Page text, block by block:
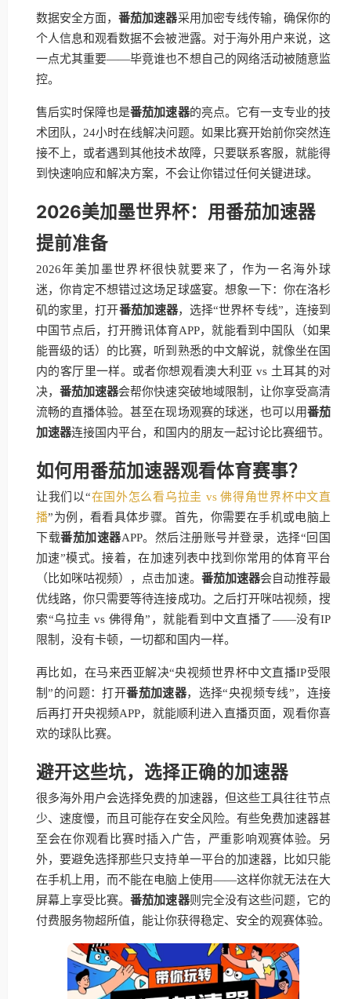
数据安全方面，番茄加速器采用加密专线传输，确保你的
个人信息和观看数据不会被泄露。对于海外用户来说，这
一点尤其重要——毕竟谁也不想自己的网络活动被随意监
控。
售后实时保障也是番茄加速器的亮点。它有一支专业的技
术团队，24小时在线解决问题。如果比赛开始前你突然连
接不上，或者遇到其他技术故障，只要联系客服，就能得
到快速响应和解决方案，不会让你错过任何关键进球。
2026美加墨世界杯：用番茄加速器
提前准备
2026年美加墨世界杯很快就要来了，作为一名海外球
迷，你肯定不想错过这场足球盛宴。想象一下：你在洛杉
矶的家里，打开番茄加速器，选择“世界杯专线”，连接到
中国节点后，打开腾讯体育APP，就能看到中国队（如果
能晋级的话）的比赛，听到熟悉的中文解说，就像坐在国
内的客厅里一样。或者你想观看澳大利亚 vs 土耳其的对
决，番茄加速器会帮你快速突破地域限制，让你享受高清
流畅的直播体验。甚至在现场观赛的球迷，也可以用番茄
加速器连接国内平台，和国内的朋友一起讨论比赛细节。
如何用番茄加速器观看体育赛事？
让我们以“在国外怎么看乌拉圭 vs 佛得角世界杯中文直
播”为例，看看具体步骤。首先，你需要在手机或电脑上
下载番茄加速器APP。然后注册账号并登录，选择“回国
加速”模式。接着，在加速列表中找到你常用的体育平台
（比如咪咕视频），点击加速。 番茄加速器会自动推荐最
优线路，你只需要等待连接成功。之后打开咪咕视频，搜
索“乌拉圭 vs 佛得角”，就能看到中文直播了——没有IP
限制，没有卡顿，一切都和国内一样。
再比如，在马来西亚解决“央视频世界杯中文直播IP受限
制”的问题：打开番茄加速器，选择“央视频专线”，连接
后再打开央视频APP，就能顺利进入直播页面，观看你喜
欢的球队比赛。
避开这些坑，选择正确的加速器
很多海外用户会选择免费的加速器，但这些工具往往节点
少、速度慢，而且可能存在安全风险。有些免费加速器甚
至会在你观看比赛时插入广告，严重影响观赛体验。另
外，要避免选择那些只支持单一平台的加速器，比如只能
在手机上用，而不能在电脑上使用——这样你就无法在大
屏幕上享受比赛。番茄加速器则完全没有这些问题，它的
付费服务物超所值，能让你获得稳定、安全的观赛体验。